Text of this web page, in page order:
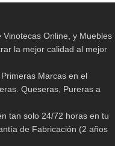
Online, y Muebles
la mejor calidad al mejor
Marcas en el
Queseras, Pureras a
tan solo 24/72 horas en tu
de Fabricación (2 años